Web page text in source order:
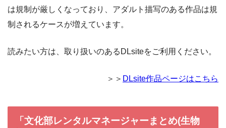
は規制が厳しくなっており、アダルト描写のある作品は規
制されるケースが増えています。
読みたい方は、取り扱いのあるDLsiteをご利用ください。
＞＞ DLsite作品ページはこちら
「文化部レンタルマネージャーまとめ(生物